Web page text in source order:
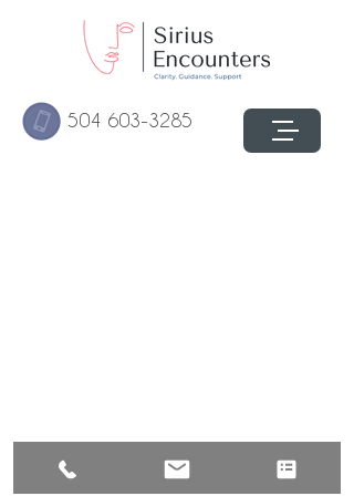
504 603-3285